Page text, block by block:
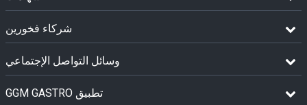
شركاء فخورين
وسائل التواصل الإجتماعي
GGM GASTRO تطبيق